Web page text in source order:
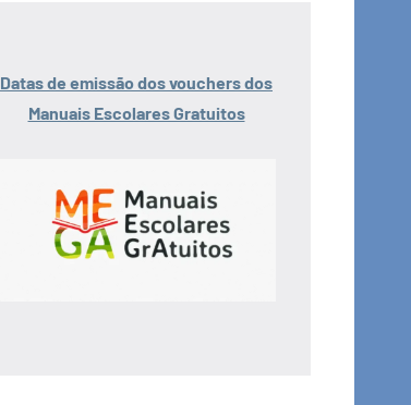
Datas de emissão dos vouchers dos
Manuais Escolares Gratuitos